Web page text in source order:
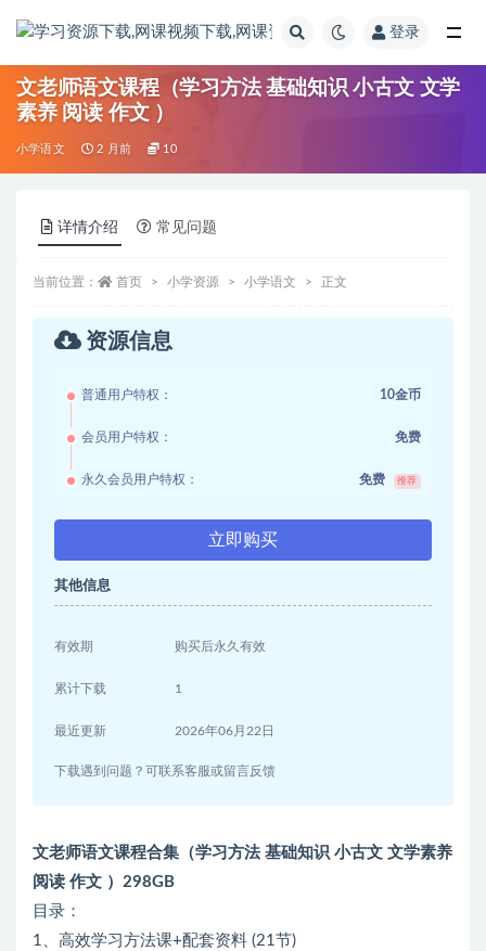
登录
文老师语文课程（学习方法 基础知识 小古文 文学
素养 阅读 作文 ）
小学语文 2 月前 10
详情介绍 常见问题
当前位置： 首页 小学资源 小学语文 正文
资源信息
普通用户特权： 10金币
会员用户特权： 免费
永久会员用户特权： 免费 推荐
立即购买
其他信息
有效期 购买后永久有效
累计下载 1
最近更新 2026年06月22日
下载遇到问题？可联系客服或留言反馈
文老师语文课程合集（学习方法 基础知识 小古文 文学素养
阅读 作文 ）298GB
目录：
1、高效学习方法课+配套资料 (21节)